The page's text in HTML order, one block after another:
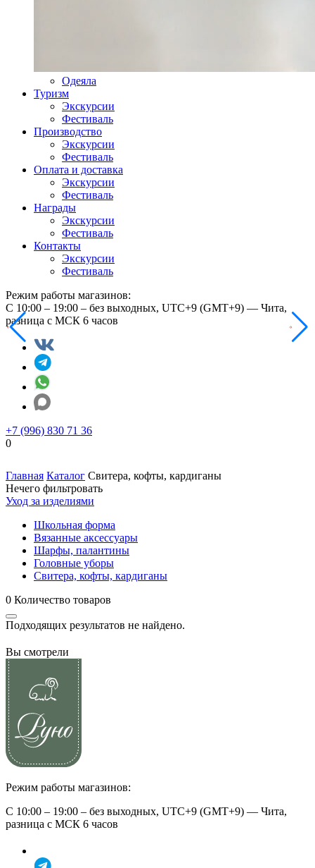
Одеяла
Туризм
Экскурсии
Фестиваль
Производство
Экскурсии
Фестиваль
Оплата и доставка
Экскурсии
Фестиваль
Награды
Экскурсии
Фестиваль
Контакты
Экскурсии
Фестиваль
Режим работы магазинов:
С 10:00 – 19:00 – без выходных, UTC+9 (GMT+9) — Чита,
разница с МСК 6 часов
+7 (996) 830 71 36
0
Главная Каталог Свитера, кофты, кардиганы
Нечего фильтровать
Уход за изделиями
Школьная форма
Вязанные аксессуары
Шарфы, палантины
Головные уборы
Свитера, кофты, кардиганы
0 Количество товаров
Подходящих результатов не найдено.
Вы смотрели
Режим работы магазинов:
С 10:00 – 19:00 – без выходных, UTC+9 (GMT+9) — Чита,
разница с МСК 6 часов